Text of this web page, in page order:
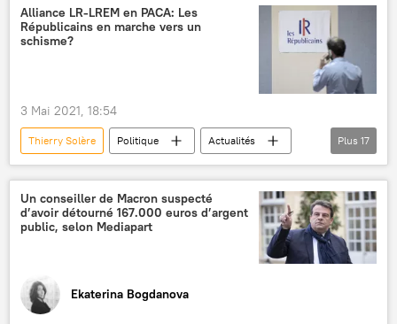
Olivier Marleix
General Electric
Alexis Kohler
élection présidentielle
Alliance LR-LREM en PACA: Les
Républicains en marche vers un
schisme?
3 Mai 2021, 18:54
Thierry Solère Politique
Actualités
Emmanuel Macron
Jean Castex
Renaud Muselier
Eric Ciotti
La République en Marche! (LREM)
élections régionales
Provence
Plus 17
Un conseiller de Macron suspecté
d’avoir détourné 167.000 euros d’argent
public, selon Mediapart
Ekaterina Bogdanova